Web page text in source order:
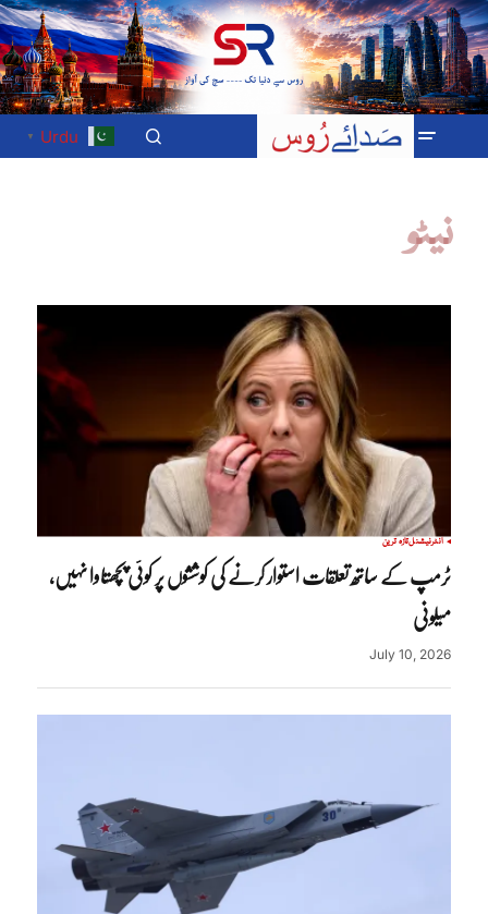
Urdu
▼
نیٹو
انٹرنیشنلتازہ ترین
ٹرمپ کے ساتھ تعلقات استوار کرنے کی کوششوں پر کوئی پچھتاوا نہیں،
میلونی
July 10, 2026